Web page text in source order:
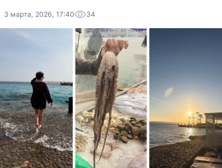
3 марта, 2026, 17:40 34